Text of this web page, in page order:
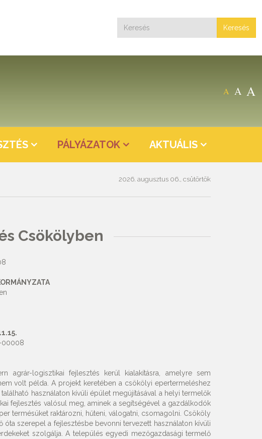
Keresés
A A A
PÁLYÁZATOK AKTUÁLIS
2026. augusztus 06., csütörtök
Csökölyben
00008
agrár-logisztikai fejlesztés kerül kialakításra, amelyre sem
volt példa. A projekt keretében a csökölyi epertermeléshez
használaton kívüli épület megújításával a helyi termelők
fejlesztés valósul meg, aminek a segítségével a gazdálkodók
termésüket raktározni, hűteni, válogatni, csomagolni. Csököly
szerepel a fejlesztésbe bevonni tervezett használaton kívüli
szolgálja. A település egyedi mezőgazdasági termelő